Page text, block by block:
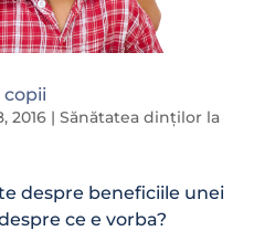
copii
2016| Sănătatea dinților la
despre beneficiile unei
ce e vorba?